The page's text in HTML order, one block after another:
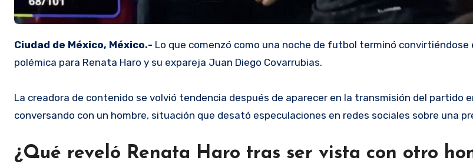
Ciudad de México, México.- Lo que comenzó como una noche de futbol terminó convirtiéndose
polémica para Renata Haro y su expareja Juan Diego Covarrubias.
La creadora de contenido se volvió tendencia después de aparecer en la transmisión del partido
conversando con un hombre, situación que desató especulaciones en redes sociales sobre una
¿Qué reveló Renata Haro tras ser vista con otro